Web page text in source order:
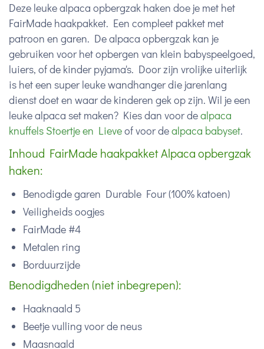
Deze leuke alpaca opbergzak haken doe je met het
FairMade haakpakket. Een compleet pakket met
patroon en garen. De alpaca opbergzak kan je
gebruiken voor het opbergen van klein babyspeelgoed,
luiers, of de kinder pyjama's. Door zijn vrolijke uiterlijk
is het een super leuke wandhanger die jarenlang
dienst doet en waar de kinderen gek op zijn. Wil je een
leuke alpaca set maken? Kies dan voor dealpaca
knuffels Stoertje en Lieveof voor dealpaca babyset.
Inhoud FairMade haakpakket Alpaca opbergzak
haken:
Benodigde garen Durable Four (100% katoen)
Veiligheids oogjes
FairMade #4
Metalen ring
Borduurzijde
Benodigdheden (niet inbegrepen):
Haaknaald 5
Beetje vulling voor de neus
Maasnaald